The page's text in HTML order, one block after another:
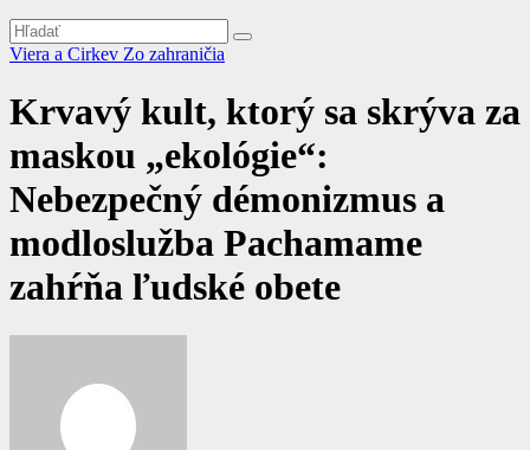
Viera a Cirkev Zo zahraničia
Krvavý kult, ktorý sa skrýva za
maskou „ekológie“:
Nebezpečný démonizmus a
modloslužba Pachamame
zahŕňa ľudské obete